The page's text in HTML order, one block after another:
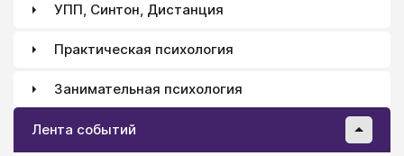
УПП, Синтон, Дистанция
Практическая психология
Занимательная психология
Лента событий